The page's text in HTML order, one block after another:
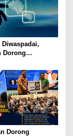
Dorong
Dorong